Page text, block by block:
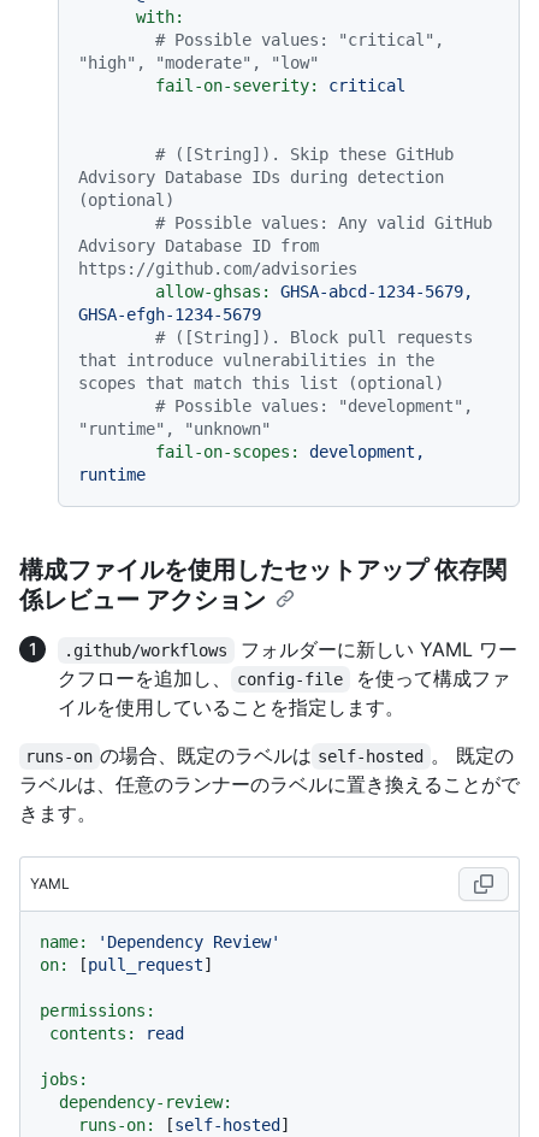
with:
# Possible values: "critical",
"high", "moderate", "low"
fail-on-severity:
critical
# ([String]). Skip these GitHub
Advisory Database IDs during detection
(optional)
# Possible values: Any valid GitHub
Advisory Database ID from
https://github.com/advisories
allow-ghsas:
GHSA-abcd-1234-5679,
GHSA-efgh-1234-5679
# ([String]). Block pull requests
that introduce vulnerabilities in the
scopes that match this list (optional)
# Possible values: "development",
"runtime", "unknown"
fail-on-scopes:
development,
runtime
構成ファイルを使用したセットアップ 依存関
係レビュー アクション
.github/workflows
フォルダーに新しい YAML ワー
クフローを追加し、
config-file
を使って構成ファ
イルを使用していることを指定します。
runs-on の場合、既定のラベルは self-hosted 。 既定の
ラベルは、任意のランナーのラベルに置き換えることがで
きます。
YAML
name:
'Dependency Review'
on:
[pull_request]
permissions:
contents:
read
jobs:
dependency-review:
runs-on:
[self-hosted ]